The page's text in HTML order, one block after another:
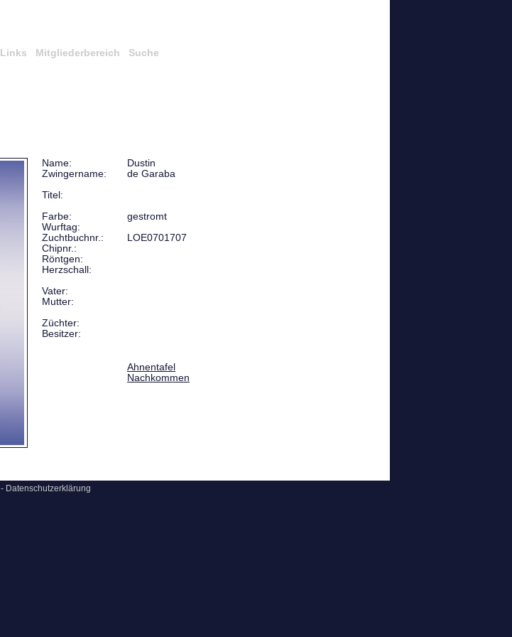
Links Mitgliederbereich Suche
Name:
Dustin
Zwingername:
de Garaba
Titel:
Farbe:
gestromt
Wurftag:
Zuchtbuchnr.:
LOE0701707
Chipnr.:
Röntgen:
Herzschall:
Vater:
Mutter:
Züchter:
Besitzer:
Ahnentafel
Nachkommen
- Datenschutzerklärung